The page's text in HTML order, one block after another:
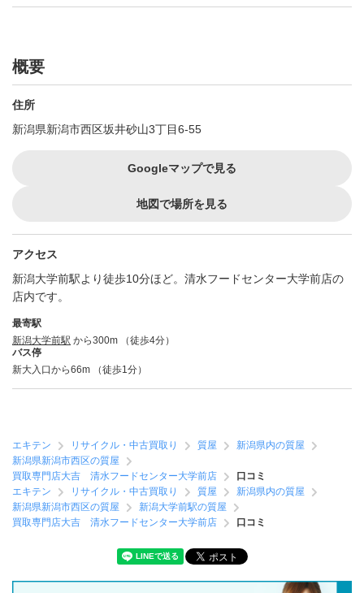
概要
住所
新潟県新潟市西区坂井砂山3丁目6-55
Googleマップで見る
地図で場所を見る
アクセス
新潟大学前駅より徒歩10分ほど。清水フードセンター大学前店の
店内です。
最寄駅
新潟大学前駅 から300m （徒歩4分）
バス停
新大入口から66m （徒歩1分）
エキテン リサイクル・中古買取り 質屋
新潟県内の質屋
新潟県新潟市西区の質屋
買取専門店大吉 清水フードセンター大学前店
口コミ
エキテン
リサイクル・中古買取り 質屋
新潟県内の質屋
新潟県新潟市西区の質屋
新潟大学前駅の質屋
買取専門店大吉 清水フードセンター大学前店
口コミ